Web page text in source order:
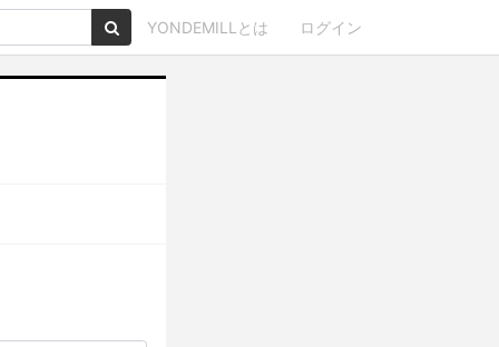
YONDEMILLとは ログイン